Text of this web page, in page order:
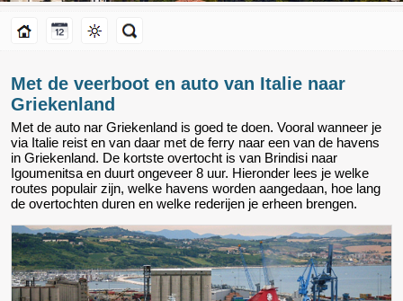
Met de veerboot en auto van Italie naar
Griekenland
Met de auto nar Griekenland is goed te doen. Vooral wanneer je
via Italie reist en van daar met de ferry naar een van de havens
in Griekenland. De kortste overtocht is van Brindisi naar
Igoumenitsa en duurt ongeveer 8 uur. Hieronder lees je welke
routes populair zijn, welke havens worden aangedaan, hoe lang
de overtochten duren en welke rederijen je erheen brengen.